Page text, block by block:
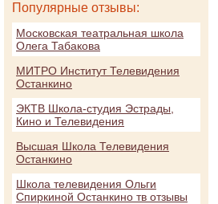
Популярные отзывы:
Московская театральная школа
Олега Табакова
МИТРО Институт Телевидения
Останкино
ЭКТВ Школа-студия Эстрады,
Кино и Телевидения
Высшая Школа Телевидения
Останкино
Школа телевидения Ольги
Спиркиной Останкино тв отзывы